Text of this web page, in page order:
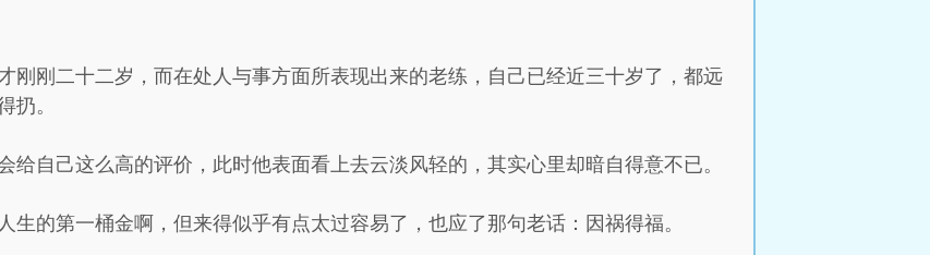
刚刚二十二岁，而在处人与事方面所表现出来的老练，自己已经近三十岁了，都远
扔。
给自己这么高的评价，此时他表面看上去云淡风轻的，其实心里却暗自得意不已。
生的第一桶金啊，但来得似乎有点太过容易了，也应了那句老话：因祸得福。